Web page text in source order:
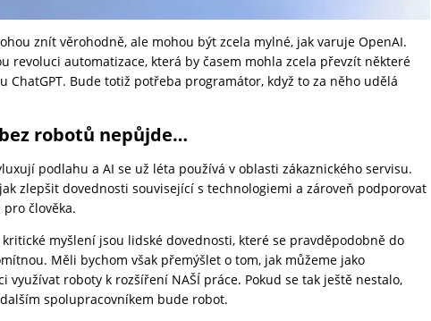
znít věrohodně, ale mohou být zcela mylné, jak varuje OpenAI.
revoluci automatizace, která by časem mohla zcela převzít některé
ChatGPT. Bude totiž potřeba programátor, když to za něho udělá
robotů nepůjde…
podlahu a AI se už léta používá v oblasti zákaznického servisu.
zlepšit dovednosti související s technologiemi a zároveň podporovat
člověka.
myšlení jsou lidské dovednosti, které se pravděpodobně do
Měli bychom však přemýšlet o tom, jak můžeme jako
využívat roboty k rozšíření NAŠÍ práce. Pokud se tak ještě nestalo,
spolupracovníkem bude robot.